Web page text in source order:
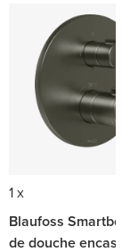
1 x
Blaufoss
de douche